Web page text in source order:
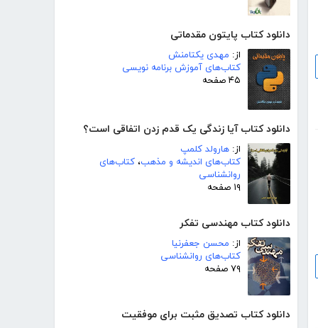
دانلود کتاب پایتون مقدماتی
از: مهدی یکتامنش
کتاب‌های آموزش برنامه نویسی
۴۵ صفحه
دانلود کتاب آیا زندگی یک قدم زدن اتفاقی است؟
از: هارولد کلمپ
کتاب‌های اندیشه و مذهب، کتاب‌های
روانشناسی
۱۹ صفحه
دانلود کتاب مهندسی تفکر
از: محسن جعفرنیا
کتاب‌های روانشناسی
۷۹ صفحه
دانلود کتاب تصدیق مثبت برای موفقیت